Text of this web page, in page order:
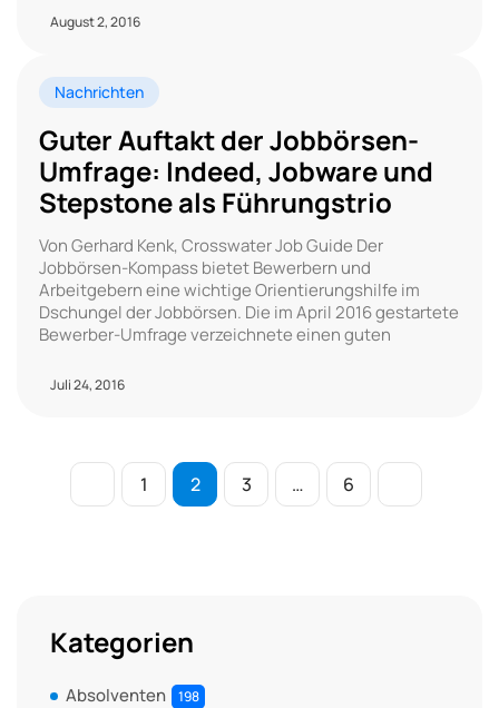
August 2, 2016
Nachrichten
Guter Auftakt der Jobbörsen-
Umfrage: Indeed, Jobware und
Stepstone als Führungstrio
Von Gerhard Kenk, Crosswater Job Guide Der
Jobbörsen-Kompass bietet Bewerbern und
Arbeitgebern eine wichtige Orientierungshilfe im
Dschungel der Jobbörsen. Die im April 2016 gestartete
Bewerber-Umfrage verzeichnete einen guten
Juli 24, 2016
1 2 3 … 6
Kategorien
Absolventen 198